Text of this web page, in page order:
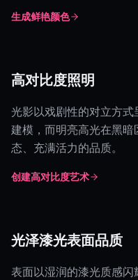
生成鲜艳颜色
高对比度照明
光影以戏剧性的对立方
建模，而明亮高光在黑
态、充满活力的品质。
创建高对比度艺术
光泽漆光表面品质
表面以湿润的漆光质感